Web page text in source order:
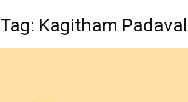
Tag: Kagitham